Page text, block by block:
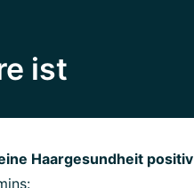
ist
Haargesundheit positiv